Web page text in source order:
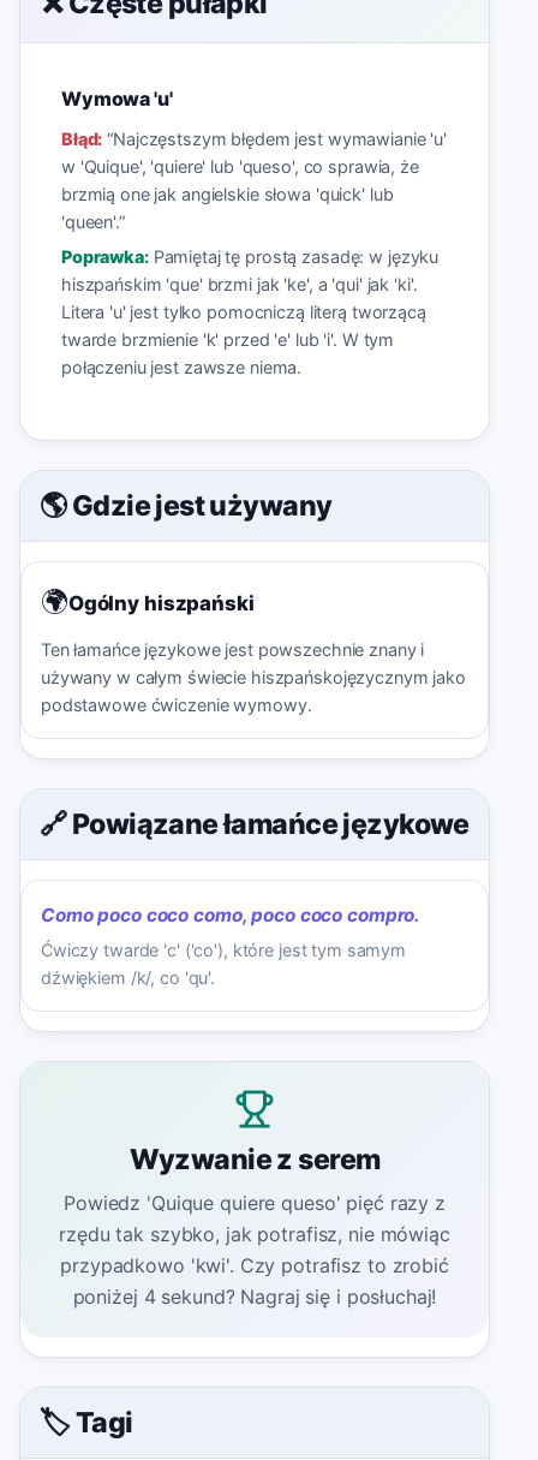
Wymowa 'u'
Błąd: “Najczęstszym błędem jest wymawianie 'u'
w 'Quique', 'quiere' lub 'queso', co sprawia, że
brzmią one jak angielskie słowa 'quick' lub
'queen'.”
Poprawka: Pamiętaj tę prostą zasadę: w języku
hiszpańskim 'que' brzmi jak 'ke', a 'qui' jak 'ki'.
Litera 'u' jest tylko pomocniczą literą tworzącą
twarde brzmienie 'k' przed 'e' lub 'i'. W tym
połączeniu jest zawsze niema.
🌎 Gdzie jest używany
🌍Ogólny hiszpański
Ten łamańce językowe jest powszechnie znany i
używany w całym świecie hiszpańskojęzycznym jako
podstawowe ćwiczenie wymowy.
🔗 Powiązane łamańce językowe
Como poco coco como, poco coco compro.
Ćwiczy twarde 'c' ('co'), które jest tym samym
dźwiękiem /k/, co 'qu'.
Wyzwanie z serem
Powiedz 'Quique quiere queso' pięć razy z
rzędu tak szybko, jak potrafisz, nie mówiąc
przypadkowo 'kwi'. Czy potrafisz to zrobić
poniżej 4 sekund? Nagraj się i posłuchaj!
🏷️ Tagi